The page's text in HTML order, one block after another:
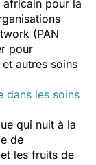
pour la
(PAN
pour
autres soins
dans les soins
qui nuit à la
de
les fruits de